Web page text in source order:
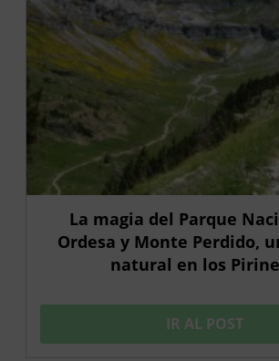
La magia del Parque
Ordesa y Monte Perdido,
natural en los
IR AL POST